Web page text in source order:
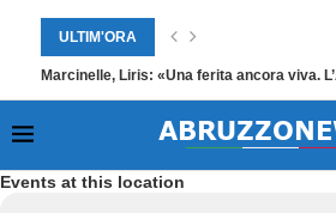
ULTIM'ORA
Marcinelle, Liris: «Una ferita ancora viva.
Events at this location